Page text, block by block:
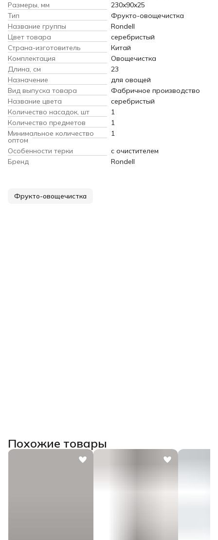
Размеры, мм
230x90x25
Тип
Фрукто-овощечистка
Название группы
Rondell
Цвет товара
серебристый
Страна-изготовитель
Китай
Комплектация
Овощечистка
Длина, см
23
Назначение
для овощей
Вид выпуска товара
Фабричное производство
Название цвета
серебристый
Количество насадок, шт
1
Количество предметов
1
Минимальное количество
оптом
1
Особенности терки
с очистителем
Бренд
Rondell
Фрукто-овощечистка
Похожие товары